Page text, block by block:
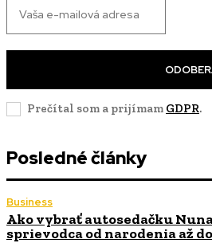
Prečítal som a prijímam GDPR.
Posledné články
Business
Ako vybrať autosedačku
sprievodca od narodenia až